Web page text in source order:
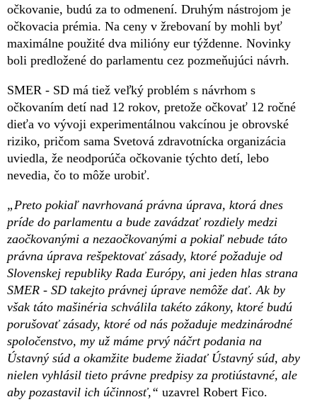
očkovanie, budú za to odmenení. Druhým nástrojom je
očkovacia prémia. Na ceny v žrebovaní by mohli byť
maximálne použité dva milióny eur týždenne. Novinky
boli predložené do parlamentu cez pozmeňujúci návrh.
SMER - SD má tiež veľký problém s návrhom s
očkovaním detí nad 12 rokov, pretože očkovať 12 ročné
dieťa vo vývoji experimentálnou vakcínou je obrovské
riziko, pričom sama Svetová zdravotnícka organizácia
uviedla, že neodporúča očkovanie týchto detí, lebo
nevedia, čo to môže urobiť.
„Preto pokiaľ navrhovaná právna úprava, ktorá dnes
príde do parlamentu a bude zavádzať rozdiely medzi
zaočkovanými a nezaočkovanými a pokiaľ nebude táto
právna úprava rešpektovať zásady, ktoré požaduje od
Slovenskej republiky Rada Európy, ani jeden hlas strana
SMER - SD takejto právnej úprave nemôže dať. Ak by
však táto mašinéria schválila takéto zákony, ktoré budú
porušovať zásady, ktoré od nás požaduje medzinárodné
spoločenstvo, my už máme prvý náčrt podania na
Ústavný súd a okamžite budeme žiadať Ústavný súd, aby
nielen vyhlásil tieto právne predpisy za protiústavné, ale
aby pozastavil ich účinnosť,“ uzavrel Robert Fico.